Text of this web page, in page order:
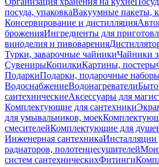
посуда, упаковкаВакуумные пакеты,
Консервирование и дистилляция
броженияИнгредиенты для
виноделия и пивоварения
Турки, заварочные чайникиЧайники
СувенирыКопилкиКартины, постеры
ПодаркиПодарки, подарочные
ВодоснабжениеВодонагреватели
сантехническиеАксессуары для
Комплектующие для сантехники
для умывальников, моек
смесителейКомплектующие для
Инженерная сантехникаИнсталляции
радиаторов, полотенцесушителей
систем сантехническихФитинги